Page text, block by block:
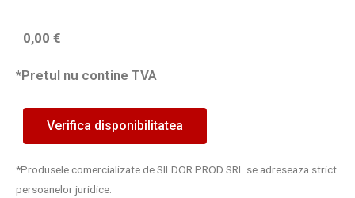
0,00 €
*Pretul nu contine TVA
Verifica disponibilitatea
*Produsele comercializate de SILDOR PROD SRL se adreseaza strict
persoanelor juridice.